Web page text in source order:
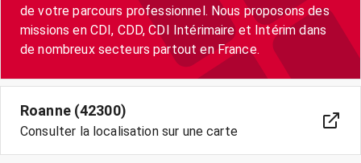
de votre parcours professionnel. Nous proposons des
missions en CDI, CDD, CDI Intérimaire et Intérim dans
Roanne (42300)
Consulter la localisation sur une carte